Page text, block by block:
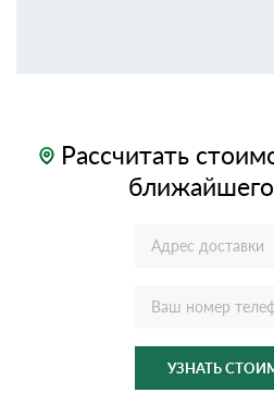
Рассчитать
УЗНАТЬ